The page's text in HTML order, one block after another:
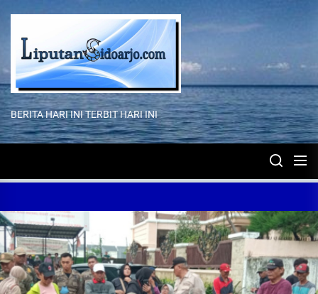
content
BERITA HARI INI TERBIT HARI INI